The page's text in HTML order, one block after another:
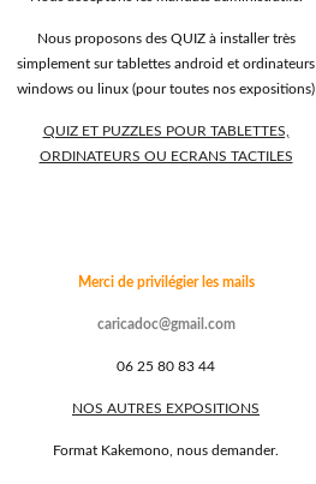
Nous proposons des QUIZ à installer très
simplement sur tablettes android et ordinateurs
windows ou linux (pour toutes nos expositions)
QUIZ ET PUZZLES POUR TABLETTES,
ORDINATEURS OU ECRANS TACTILES
Merci de privilégier les mails
caricadoc@gmail.com
06 25 80 83 44
NOS AUTRES EXPOSITIONS
Format Kakemono, nous demander.